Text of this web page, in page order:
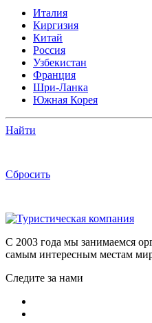
Италия
Киргизия
Китай
Россия
Узбекистан
Франция
Шри-Ланка
Южная Корея
Найти
Сбросить
C 2003 года мы занимаемся
самым интересным местам
Следите за нами